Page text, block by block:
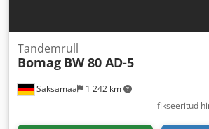
Saksamaa 1 242 km
Tandemrull
Bomag BW 80 AD-5
fikseeritud